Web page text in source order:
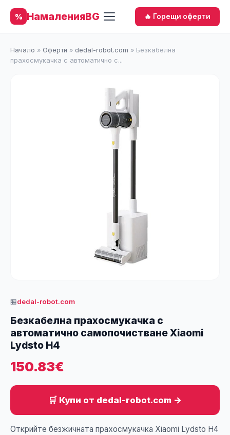
% НамаленияBG 🔥 Горещи оферти
Начало » Оферти » dedal-robot.com » Безкабелна
прахосмукачка с автоматично с...
🏪dedal-robot.com
Безкабелна прахосмукачка с
автоматично самопочистване Xiaomi
Lydsto H4
150.83€
🛒 Купи от dedal-robot.com →
Открийте безжичната прахосмукачка Xiaomi Lydsto H4